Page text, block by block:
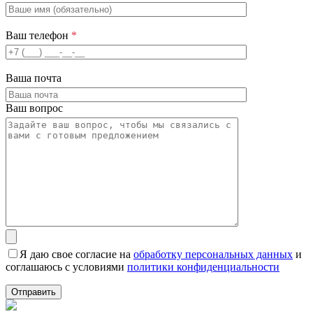
Ваш телефон *
Ваша почта
Ваш вопрос
Я даю свое согласие на обработку персональных данных и
соглашаюсь с условиями политики конфиденциальности